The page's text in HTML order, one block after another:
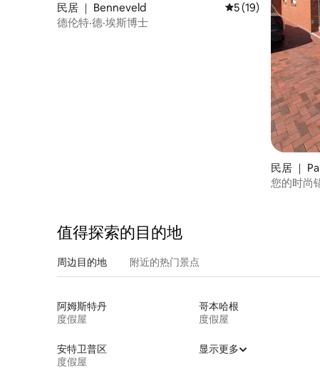
民居 ｜ Benneveld 平均评分 5 分（满
5 (19)
德伦特·德·埃斯博士
民居 ｜
您的时尚
值得探索的目的地
周边目的地 附近的热门景点
阿姆斯特丹
度假屋
哥本哈根
度假屋
安特卫普区
度假屋
显示更多